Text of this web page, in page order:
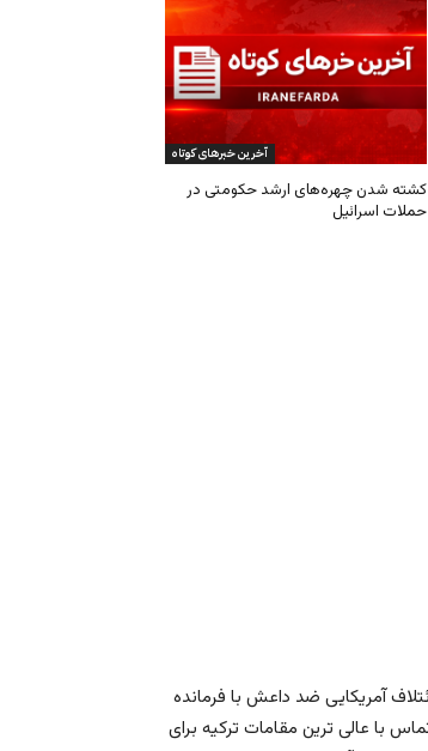
آخرین خبرهای کوتاه
کشته شدن چهره‌های ارشد حکومتی در
حملات اسرائیل